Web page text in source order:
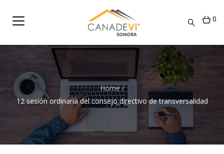
0
Home/
12 sesión ordinaria del consejo directivo de transversalidad